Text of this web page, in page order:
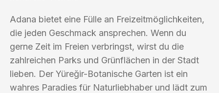
Adana bietet eine Fülle an Freizeitmöglichkeiten,
die jeden Geschmack ansprechen. Wenn du
gerne Zeit im Freien verbringst, wirst du die
zahlreichen Parks und Grünflächen in der Stadt
lieben. Der Yüreğir-Botanische Garten ist ein
wahres Paradies für Naturliebhaber und lädt zum